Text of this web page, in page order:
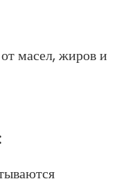
масел, жиров и